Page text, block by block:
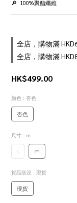
🔎  100%聚酯纖維
全店，購物滿
全店，購物滿
HK$499.00
顏色 : 杏色
杏色
尺寸 : m
s m
貨品狀況 : 現貨
現貨